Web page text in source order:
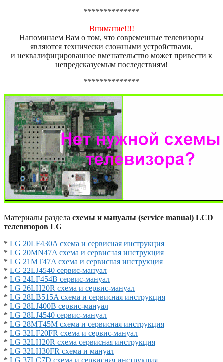
**************
Внимание!!!!
Напоминаем Вам о том, что современные телевизоры
являются технически сложными устройствами,
и неквалифицированное вмешательство может привести к
непредсказуемым последствиям!
**************
Материалы раздела схемы и мануалы (service manual) LCD
телевизоров LG
* LG 20LF430A схема и сервисная инструкция
* LG 20MN47A схема и сервисная инструкция
* LG 21MT47A схема и сервисная инструкция
* LG 22LJ4540 сервис-мануал
* LG 24LF454B сервис-мануал
* LG 26LH20R схема и сервис-мануал
* LG 28LB515A схема и сервисная инструкция
* LG 28LJ400B сервис-мануал
* LG 28LJ4540 сервис-мануал
* LG 28MT45M схема и сервисная инструкция
* LG 32LF20FR схема и сервис-мануал
* LG 32LH20R схема сервисная инструкция
* LG 32LH30FR схема и мануал
* LG 37LC7D схема и сервисная инструкция